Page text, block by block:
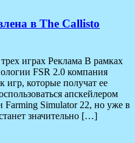
в The Callisto
играх Реклама В рамках
FSR 2.0 компания
игр, которые получат ее
апскейлером
Simulator 22, но уже в
значительно […]